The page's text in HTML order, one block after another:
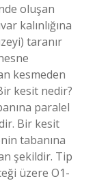
oluşan
kalınlığına
taranır
kesmeden
kesit nedir?
paralel
Bir kesit
tabanına
şekildir. Tip
üzere O1-